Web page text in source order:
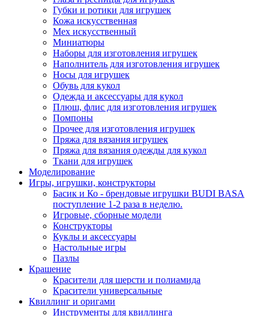
Губки и ротики для игрушек
Кожа искусственная
Мех искусственный
Миниатюры
Наборы для изготовления игрушек
Наполнитель для изготовления игрушек
Носы для игрушек
Обувь для кукол
Одежда и аксессуары для кукол
Плюш, флис для изготовления игрушек
Помпоны
Прочее для изготовления игрушек
Пряжа для вязания игрушек
Пряжа для вязания одежды для кукол
Ткани для игрушек
Моделирование
Игры, игрушки, конструкторы
Басик и Ко - брендовые игрушки BUDI BASA
поступление 1-2 раза в неделю.
Игровые, сборные модели
Конструкторы
Куклы и аксессуары
Настольные игры
Пазлы
Крашение
Красители для шерсти и полиамида
Красители универсальные
Квиллинг и оригами
Инструменты для квиллинга